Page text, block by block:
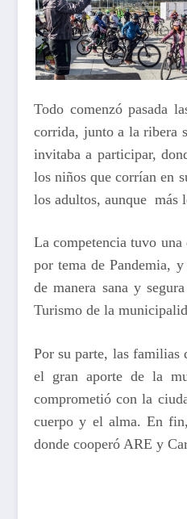
Todo comenzó pasada
corrida, junto a la ribera
invitaba a participar,
los niños que corrían en
los adultos, aunque más
La competencia tuvo
por tema de Pandemia,
de manera sana y
Turismo de la
Por su parte, las familias
el gran aporte de la
comprometió con la
cuerpo y el alma. En
donde cooperó ARE y